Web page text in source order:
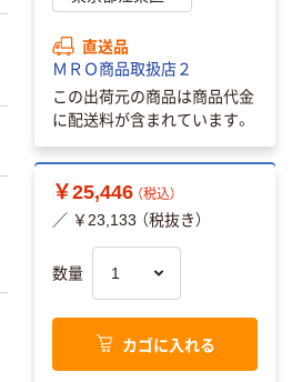
直送品
ＭＲＯ商品取扱店２
この出荷元の商品は商品代金
に配送料が含まれています。
￥25,446 （税込）
／ ￥23,133 （税抜き）
数量
カゴに入れる